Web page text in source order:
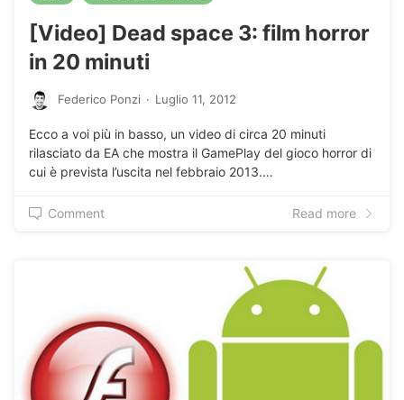
[Video] Dead space 3: film horror
in 20 minuti
Federico Ponzi · Luglio 11, 2012
Ecco a voi più in basso, un video di circa 20 minuti
rilasciato da EA che mostra il GamePlay del gioco horror di
cui è prevista l’uscita nel febbraio 2013.…
Comment Read more